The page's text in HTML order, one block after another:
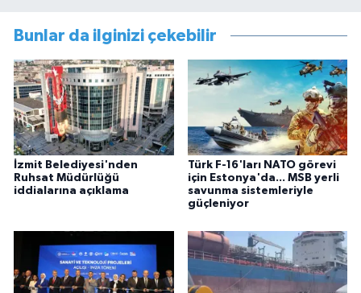
Bunlar da ilginizi çekebilir
İzmit Belediyesi'nden
Ruhsat Müdürlüğü
iddialarına açıklama
Türk F-16'ları NATO görevi
için Estonya'da... MSB yerli
savunma sistemleriyle
güçleniyor